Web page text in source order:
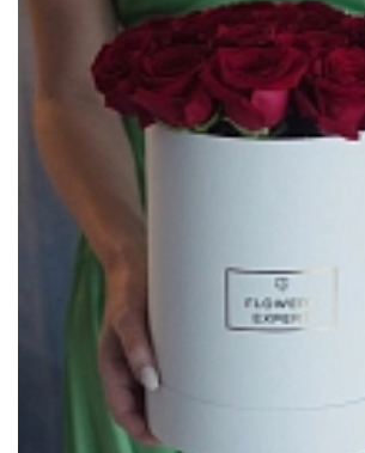
работаем круглосуточно